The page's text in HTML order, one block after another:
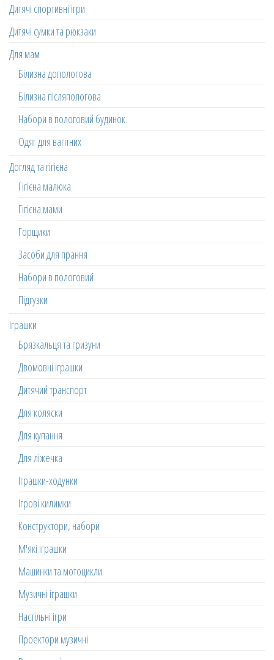
Дитячі спортивні ігри
Дитячі сумки та рюкзаки
Для мам
Білизна допологова
Білизна післяпологова
Набори в пологовий будинок
Одяг для вагітних
Догляд та гігієна
Гігієна малюка
Гігієна мами
Горщики
Засоби для прання
Набори в пологовий
Підгузки
Іграшки
Брязкальця та гризуни
Двомовні іграшки
Дитячий транспорт
Для коляски
Для купання
Для ліжечка
Іграшки-ходунки
Ігрові килимки
Конструктори, набори
М'які іграшки
Машинки та мотоцикли
Музичні іграшки
Настільні ігри
Проектори музичні